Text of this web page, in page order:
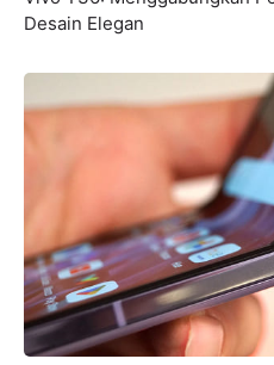
Desain Elegan